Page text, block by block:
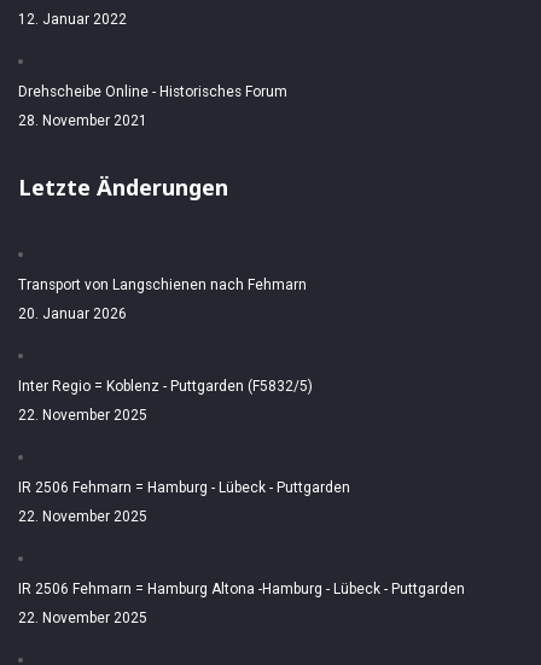
12. Januar 2022
Drehscheibe Online - Historisches Forum
28. November 2021
Letzte Änderungen
Transport von Langschienen nach Fehmarn
20. Januar 2026
Inter Regio = Koblenz - Puttgarden (F5832/5)
22. November 2025
IR 2506 Fehmarn = Hamburg - Lübeck - Puttgarden
22. November 2025
IR 2506 Fehmarn = Hamburg Altona -Hamburg - Lübeck - Puttgarden
22. November 2025